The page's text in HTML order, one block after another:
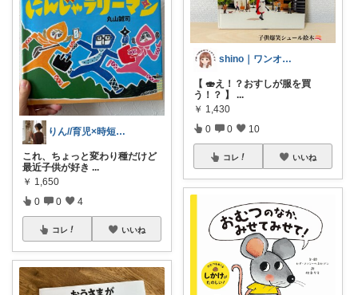
りん//育児×時短×コスパ
これ、ちょっと変わり種だけど
最近子供が好き ...
￥ 1,650
0 0 4
コレ いいね
shino｜ワンオペ2児ママ🤱🏻💖
【 🍣え！？おすしが服を買
う！？ 】 ...
￥ 1,430
0 0 10
コレ いいね